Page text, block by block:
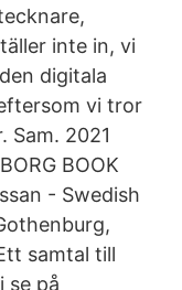
inte in, vi
digitala
vi tror
Sam. 2021
BOOK
- Swedish
samtal till
se på